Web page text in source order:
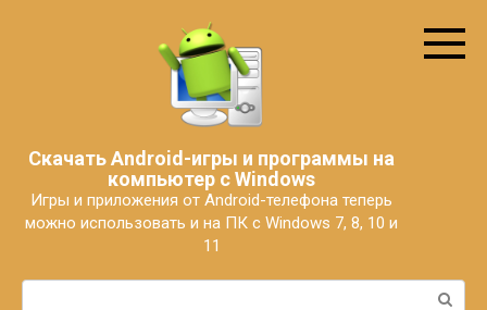
Скачать Android-игры и программы на
компьютер с Windows
Игры и приложения от Android-телефона теперь
можно использовать и на ПК с Windows 7, 8, 10 и
11
Поиск: